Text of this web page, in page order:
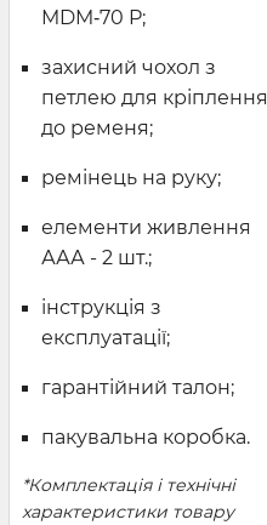
MDM‑70 P;
захисний чохол з
петлею для кріплення
до ременя;
ремінець на руку;
елементи живлення
ААА - 2 шт.;
інструкція з
експлуатації;
гарантійний талон;
пакувальна коробка.
*Комплектація і технічні
характеристики товару